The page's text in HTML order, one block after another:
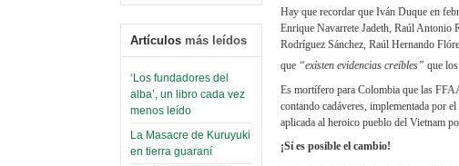
Artículos más leídos
‘Los fundadores del
alba’, un libro cada vez
menos leído
La Masacre de Kuruyuki
en tierra guaraní
Hay que recordar que Iván Duque en
Enrique Navarrete Jadeth, Raúl
Rodríguez Sánchez, Raúl Hernando
que “existen evidencias creíbles” que
Es mortífero para Colombia que las
contando cadáveres, implementada por
aplicada al heroico pueblo del Vietnam
¡Sí es posible el cambio!